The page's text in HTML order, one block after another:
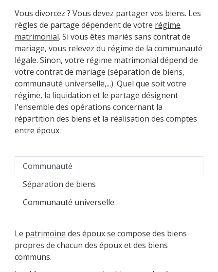
Vous divorcez ? Vous devez partager vos biens. Les
règles de partage dépendent de votre régime
matrimonial. Si vous êtes mariés sans contrat de
mariage, vous relevez du régime de la communauté
légale. Sinon, votre régime matrimonial dépend de
votre contrat de mariage (séparation de biens,
communauté universelle,...). Quel que soit votre
régime, la liquidation et le partage désignent
l'ensemble des opérations concernant la
répartition des biens et la réalisation des comptes
entre époux.
Communauté
Séparation de biens
Communauté universelle
Le patrimoine des époux se compose des biens
propres de chacun des époux et des biens
communs.